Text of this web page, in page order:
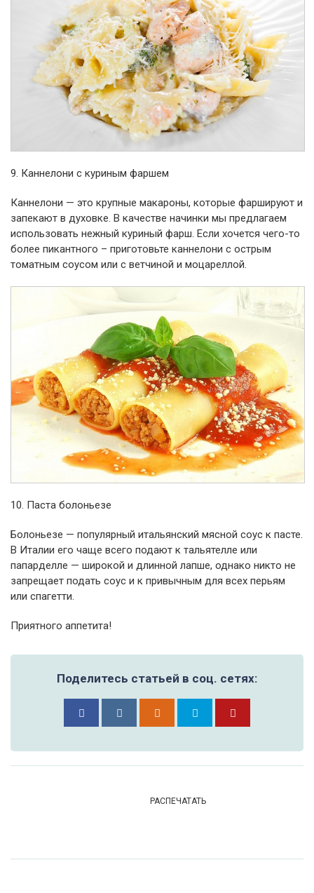
9. Каннелони с куриным фаршем
Каннелони — это крупные макароны, которые фаршируют и
запекают в духовке. В качестве начинки мы предлагаем
использовать нежный куриный фарш. Если хочется чего-то
более пикантного – приготовьте каннелони с острым
томатным соусом или с ветчиной и моцареллой.
10. Паста болоньезе
Болоньезе — популярный итальянский мясной соус к пасте.
В Италии его чаще всего подают к тальятелле или
папарделле — широкой и длинной лапше, однако никто не
запрещает подать соус и к привычным для всех перьям
или спагетти.
Приятного аппетита!
Поделитесь статьей в соц. сетях:
РАСПЕЧАТАТЬ